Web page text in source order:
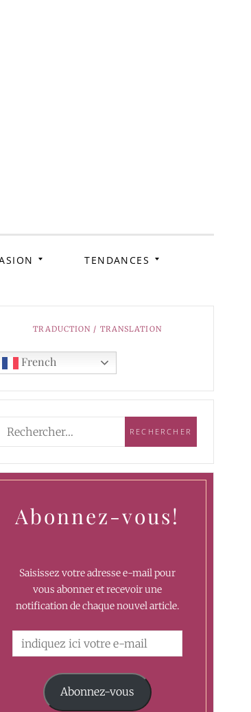
TENDANCES
TRADUCTION / TRANSLATION
French
Abonnez-vous!
Saisissez votre adresse e-mail pour
vous abonner et recevoir une
notification de chaque nouvel article.
Abonnez-vous